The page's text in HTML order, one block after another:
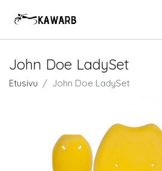
John Doe LadySet
Etusivu John Doe LadySet